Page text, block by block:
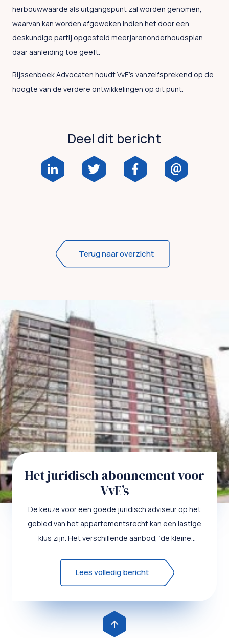
herbouwwaarde als uitgangspunt zal worden genomen,
waarvan kan worden afgeweken indien het door een
deskundige partij opgesteld meerjarenonderhoudsplan
daar aanleiding toe geeft.
Rijssenbeek Advocaten houdt VvE’s vanzelfsprekend op de
hoogte van de verdere ontwikkelingen op dit punt.
Deel dit bericht
Terug naar overzicht
Het juridisch abonnement voor
VvE’s
De keuze voor een goede juridisch adviseur op het
gebied van het appartementsrecht kan een lastige
klus zijn. Het verschillende aanbod, ‘de kleine
Lees volledig bericht